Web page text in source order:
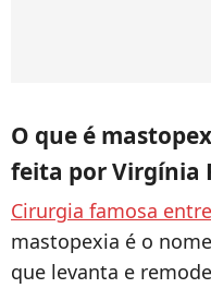
O que é
feita por Virgínia
Cirurgia famosa
mastopexia é o
que levanta e